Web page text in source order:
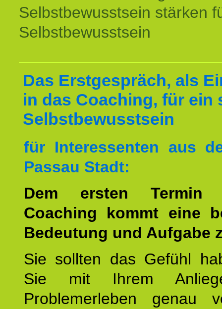
Selbstbewusstsein stärken
Selbstbewusstsein
Das Erstgespräch, als
in das Coaching, für ein
Selbstbewusstsein
für Interessenten aus
Passau Stadt:
Dem ersten
Coaching kommt eine
Bedeutung und Aufgabe
Sie sollten das Gefühl
Sie mit Ihrem
Problemerleben genau